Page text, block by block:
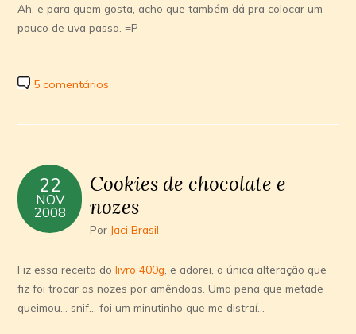
Ah, e para quem gosta, acho que também dá pra colocar um
pouco de uva passa. =P
5 comentários
22
NOV
2008
Cookies de chocolate e
nozes
Por Jaci Brasil
Fiz essa receita dolivro 400g , e adorei, a única alteração que
fiz foi trocar as nozes por amêndoas. Uma pena que metade
queimou… snif… foi um minutinho que me distraí­…